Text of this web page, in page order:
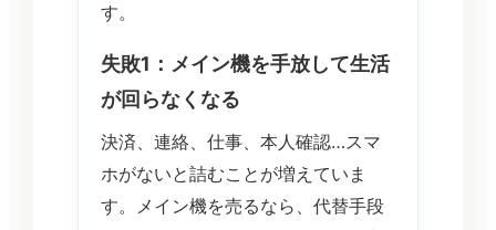
す。
失敗1：メイン機を手放して生活
が回らなくなる
決済、連絡、仕事、本人確認…スマ
ホがないと詰むことが増えていま
す。メイン機を売るなら、代替手段